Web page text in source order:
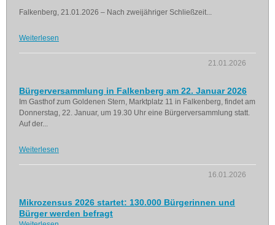
Falkenberg, 21.01.2026 – Nach zweijähriger Schließzeit...
Weiterlesen
21.01.2026
Bürgerversammlung in Falkenberg am 22. Januar 2026
Im Gasthof zum Goldenen Stern, Marktplatz 11 in Falkenberg, findet am
Donnerstag, 22. Januar, um 19.30 Uhr eine Bürgerversammlung statt.
Auf der...
Weiterlesen
16.01.2026
Mikrozensus 2026 startet: 130.000 Bürgerinnen und
Bürger werden befragt